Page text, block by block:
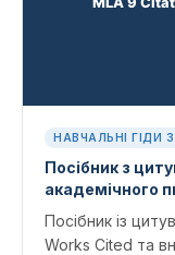
НАВЧАЛЬНІ ГІДИ
Посібник з
академічного
Посібник із
Works Cited та